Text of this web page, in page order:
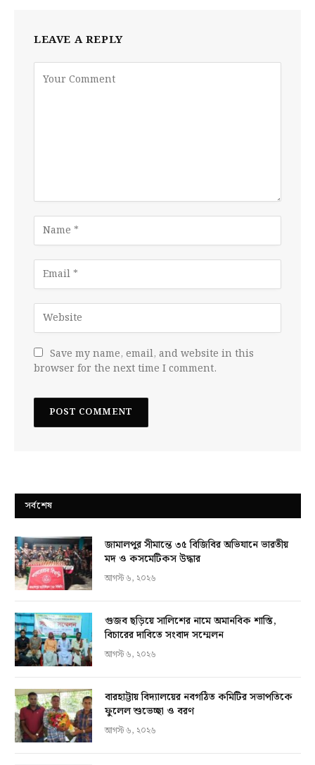
LEAVE A REPLY
Save my name, email, and website in this
browser for the next time I comment.
সর্বশেষ
জামালপুর সীমান্তে ৩৫ বিজিবির অভিযানে ভারতীয়
মদ ও কসমেটিকস উদ্ধার
আগস্ট ৬, ২০২৬
গুজব ছড়িয়ে সালিশের নামে অমানবিক শাস্তি,
বিচারের দাবিতে সংবাদ সম্মেলন
আগস্ট ৬, ২০২৬
বারহাট্টায় বিদ্যালয়ের নবগঠিত কমিটির সভাপতিকে
ফুলেল শুভেচ্ছা ও বরণ
আগস্ট ৬, ২০২৬